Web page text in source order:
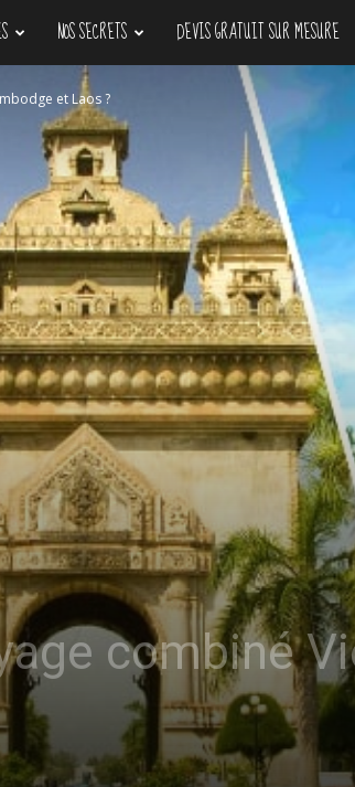
NOS SECRETS DEVIS GRATUIT SUR MESURE
et Laos ?
combiné